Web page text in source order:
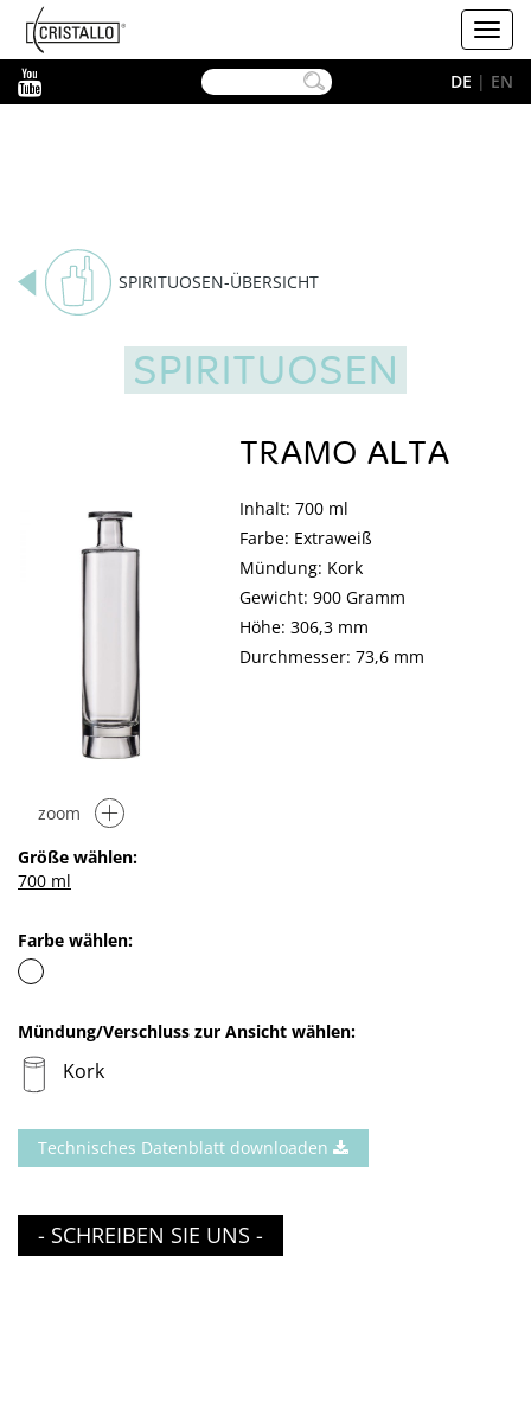
Cristallo
DE | EN
SPIRITUOSEN-ÜBERSICHT
SPIRITUOSEN
zoom
TRAMO ALTA
Inhalt: 700 ml
Farbe: Extraweiß
Mündung: Kork
Gewicht: 900 Gramm
Höhe: 306,3 mm
Durchmesser: 73,6 mm
Größe wählen:
700 ml
Farbe wählen:
Mündung/Verschluss zur Ansicht wählen:
Kork
Technisches Datenblatt downloaden
- SCHREIBEN SIE UNS -